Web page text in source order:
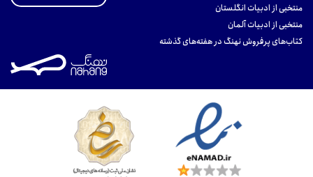
منتخبی از ادبیات انگلستان
منتخبی از ادبیات آلمان
کتاب‌های پرفروش نهنگ در هفته‌های گذشته